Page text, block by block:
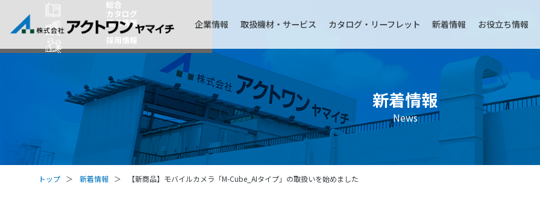
総合
カタログ
拠点情報
採用情報
企業情報 取扱機材・サービス カタログ・リーフレット 新着情報 お役立ち情報
新着情報
News
トップ 新着情報 【新商品】モバイルカメラ「M-Cube_AIタイプ」の取扱いを始めました